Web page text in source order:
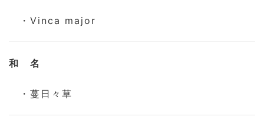
・Vinca major
和 名
・蔓日々草